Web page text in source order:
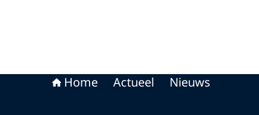
Home Actueel Nieuws